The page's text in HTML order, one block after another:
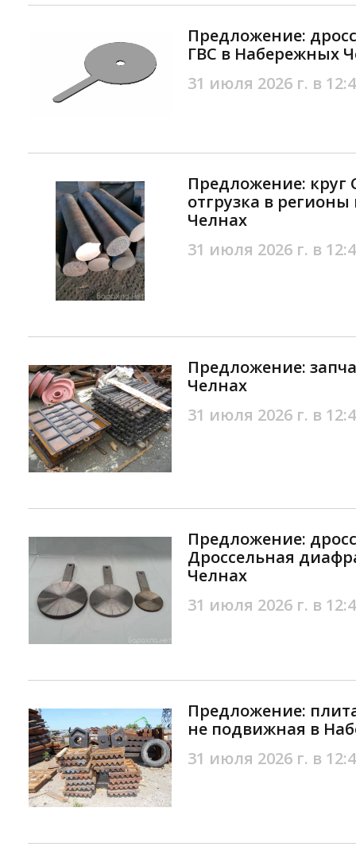
Предложение:
ГВС в Набережных
31 июля 2026 г. в
Предложение: круг
отгрузка в
Челнах
31 июля 2026 г. в
Предложение:
Челнах
31 июля 2026 г. в
Предложение:
Дроссельная
Челнах
31 июля 2026 г. в
Предложение:
не подвижная в
31 июля 2026 г. в